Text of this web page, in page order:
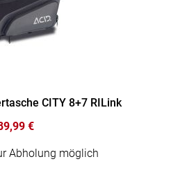
CITY 8+7 RILink
€
Abholung möglich